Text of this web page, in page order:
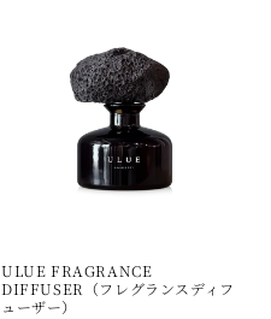
ULUE FRAGRANCE
DIFFUSER（フレグランスディフ
ューザー）